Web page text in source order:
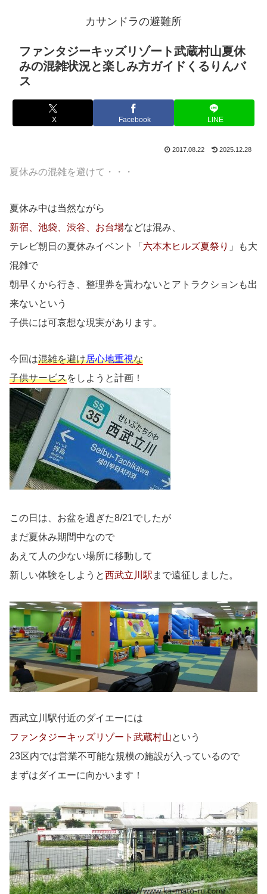
カサンドラの避難所
ファンタジーキッズリゾート武蔵村山夏休
みの混雑状況と楽しみ方ガイドくるりんバ
ス
X Facebook LINE
2017.08.22 2025.12.28
夏休みの混雑を避けて・・・
夏休み中は当然ながら
新宿、池袋、渋谷、お台場などは混み、
テレビ朝日の夏休みイベント「 六本木ヒルズ夏祭り 」も大
混雑で
朝早くから行き、整理券を貰わないとアトラクションも出
来ないという
子供には可哀想な現実があります。
今回は混雑を避け居心地重視な
子供サービスをしようと計画！
この日は、お盆を過ぎた8/21でしたが
まだ夏休み期間中なので
あえて人の少ない場所に移動して
新しい体験をしようと西武立川駅 まで遠征しました。
西武立川駅付近のダイエーには
ファンタジーキッズリゾート武蔵村山という
23区内では営業不可能な規模の施設が入っているので
まずはダイエーに向かいます！